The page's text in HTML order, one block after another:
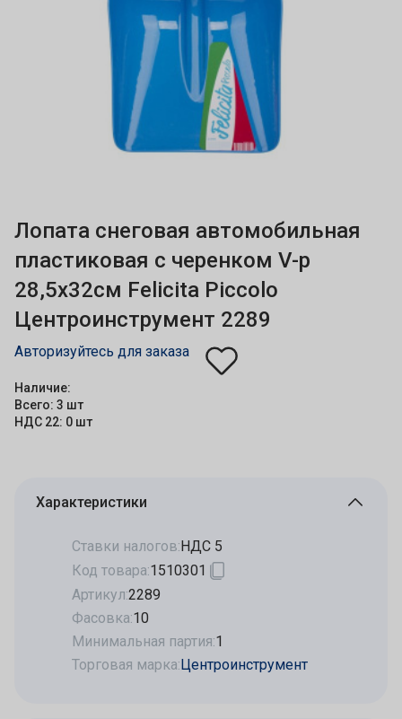
Лопата снеговая автомобильная
пластиковая с черенком V-р
28,5х32см Felicita Piccolo
Центроинструмент 2289
Авторизуйтесь для заказа
Наличие:
Всего: 3 шт
НДС 22: 0 шт
Характеристики
Ставки налогов:НДС 5
Код товара:1510301
Артикул:2289
Фасовка:10
Минимальная партия:1
Торговая марка:Центроинструмент